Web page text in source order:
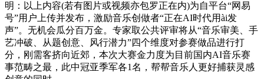
明：以上内容(若有图片或视频亦包罗正在内)为自平台“网易
号”用户上传并发布，激励音乐创做者“正在AI时代用ài发
声”。无机会瓜分百万金。专家取公共评审将从“音乐审美、手
艺冲破、从题创意、风行潜力”四个维度对参赛做品进行打
分，刚需客挤向近郊，本次大赛金力度为目前国内AI音乐赛
事范畴之最，此中冠亚季军各1名，帮帮音乐人更好捕获灵感